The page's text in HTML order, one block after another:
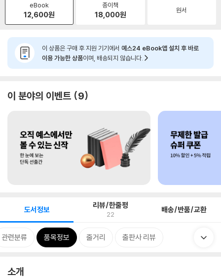
eBook
12,600원
종이책
18,000원 원서
이 상품은 구매 후 지원 기기에서 예스24 eBook앱 설치 후 바로
이용 가능한 상품이며, 배송되지 않습니다.
이 분야의 이벤트 9
도서정보 리뷰/한줄평
22 배송/반품/교환
관련분류 품목정보 줄거리 출판사 리뷰
소개